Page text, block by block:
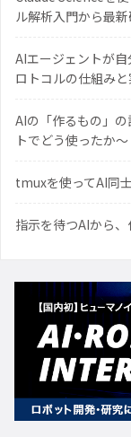
ル解析入門から最
AIエージェントが
ロトコルの仕組み
AIの「作るもの」
トでどう使ったか〜
tmuxを使ってAI同
指示を待つAIから